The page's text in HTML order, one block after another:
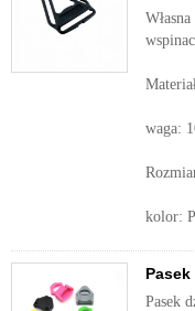
waga:
kolor:
Pasek